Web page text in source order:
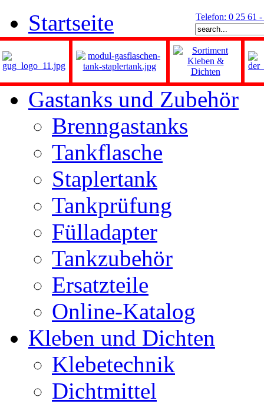
Telefon: 0 25 61
Startseite
Gastanks und Zubehör
Brenngastanks
Tankflasche
Staplertank
Tankprüfung
Fülladapter
Tankzubehör
Ersatzteile
Online-Katalog
Kleben und Dichten
Klebetechnik
Dichtmittel